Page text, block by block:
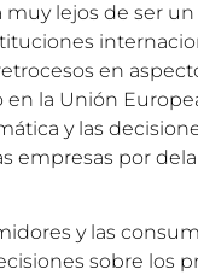
muy lejos de ser
en
en la Unión
y las
empresas por
y las
sobre los